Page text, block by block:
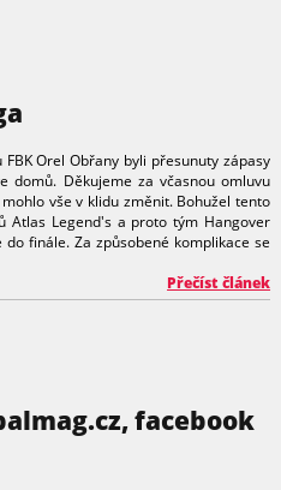
Orel Obřany byli přesunuty zápasy
Děkujeme za včasnou omluvu
vše v klidu změnit. Bohužel tento
Atlas Legend's a proto tým Hangover
finále. Za způsobené komplikace se
Přečíst článek
facebook